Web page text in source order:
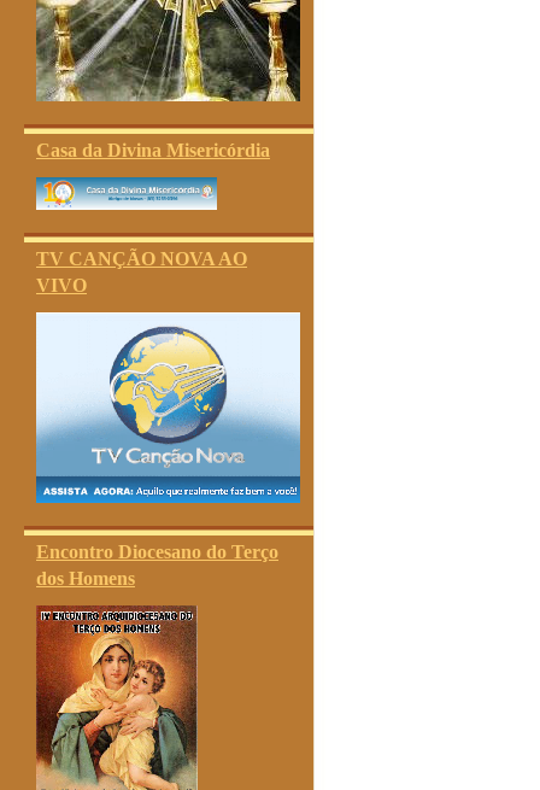
Casa da Divina Misericórdia
TV CANÇÃO NOVA AO
VIVO
Encontro Diocesano do Terço
dos Homens